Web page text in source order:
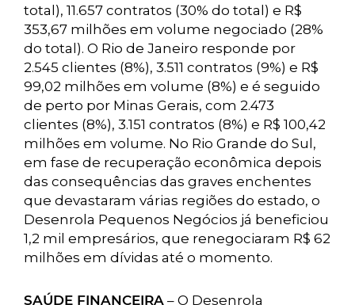
total), 11.657 contratos (30% do total) e R$
353,67 milhões em volume negociado (28%
do total). O Rio de Janeiro responde por
2.545 clientes (8%), 3.511 contratos (9%) e R$
99,02 milhões em volume (8%) e é seguido
de perto por Minas Gerais, com 2.473
clientes (8%), 3.151 contratos (8%) e R$ 100,42
milhões em volume. No Rio Grande do Sul,
em fase de recuperação econômica depois
das consequências das graves enchentes
que devastaram várias regiões do estado, o
Desenrola Pequenos Negócios já beneficiou
1,2 mil empresários, que renegociaram R$ 62
milhões em dívidas até o momento.
SAÚDE FINANCEIRA – O Desenrola